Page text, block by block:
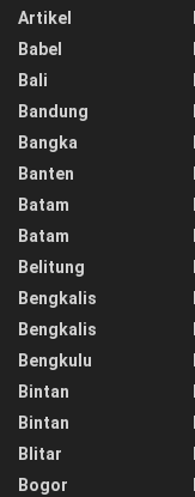
Artikel
Babel
Bali
Bandung
Bangka
Banten
Batam
Batam
Belitung
Bengkalis
Bengkalis
Bengkulu
Bintan
Bintan
Blitar
Bogor